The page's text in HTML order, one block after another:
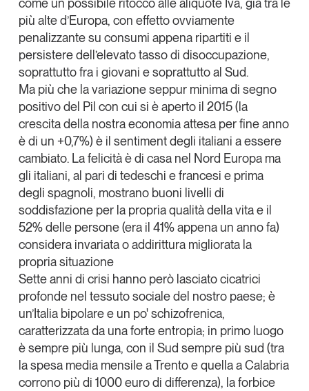
Un anno di
Tendenze2026
Leggi il magazine
Tendenze è il magazine di GS1 Italy che racconta in
modo indipendente il cambiamento e le sfide del largo
consumo e dell’economia a professionisti e
consumatori
più alte d’Europa, con effetto ovviamente
penalizzante su consumi appena ripartiti e il
persistere dell’elevato tasso di disoccupazione,
soprattutto fra i giovani e soprattutto al Sud.
Ma più che la variazione seppur minima di segno
positivo del Pil con cui si è aperto il 2015 (la
crescita della nostra economia attesa per fine anno
è di un +0,7%) è il sentiment degli italiani a essere
cambiato. La felicità è di casa nel Nord Europa ma
gli italiani, al pari di tedeschi e francesi e prima
degli spagnoli, mostrano buoni livelli di
soddisfazione per la propria qualità della vita e il
52% delle persone (era il 41% appena un anno fa)
considera invariata o addirittura migliorata la
propria situazione
Sette anni di crisi hanno però lasciato cicatrici
profonde nel tessuto sociale del nostro paese; è
un’Italia bipolare e un po' schizofrenica,
caratterizzata da una forte entropia; in primo luogo
è sempre più lunga, con il Sud sempre più sud (tra
la spesa media mensile a Trento e quella a Calabria
corrono più di 1000 euro di differenza), la forbice